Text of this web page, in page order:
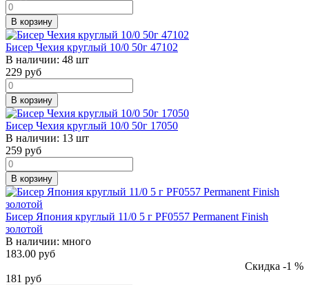
В корзину
Бисер Чехия круглый 10/0 50г 47102
В наличии: 48 шт
229 руб
В корзину
Бисер Чехия круглый 10/0 50г 17050
В наличии: 13 шт
259 руб
В корзину
Бисер Япония круглый 11/0 5 г PF0557 Permanent Finish
золотой
В наличии: много
183.00 руб
Скидка -1 %
181 руб